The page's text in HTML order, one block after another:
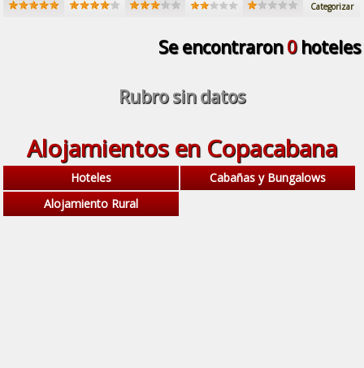
Categorizar
Se encontraron0hoteles
Rubro sin datos
Alojamientos en Copacabana
Hoteles
Cabañas y Bungalows
Alojamiento Rural